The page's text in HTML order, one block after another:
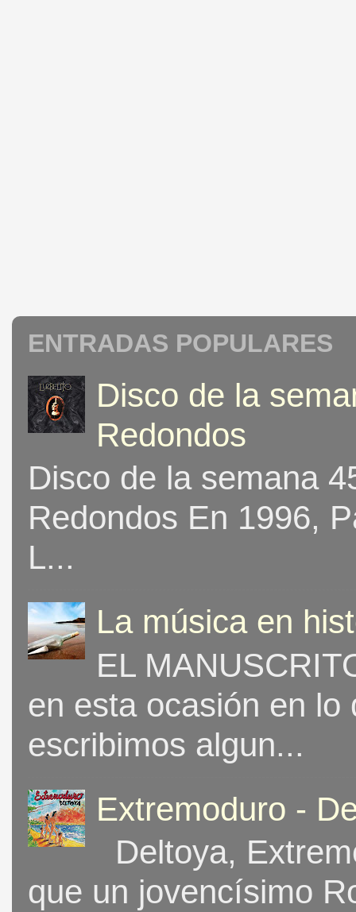
ENTRADAS POPULARES
Disco de la
Redondos
Disco de la semana
Redondos En 1996,
L...
La música en
EL
en esta ocasión en
escribimos algun...
Extremoduro -
Deltoya,
que un jovencísimo